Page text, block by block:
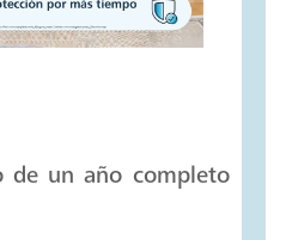
de un año completo